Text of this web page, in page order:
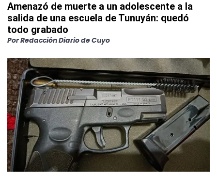
Amenazó de muerte a un adolescente a la
salida de una escuela de Tunuyán: quedó
todo grabado
PorRedacción Diario de Cuyo